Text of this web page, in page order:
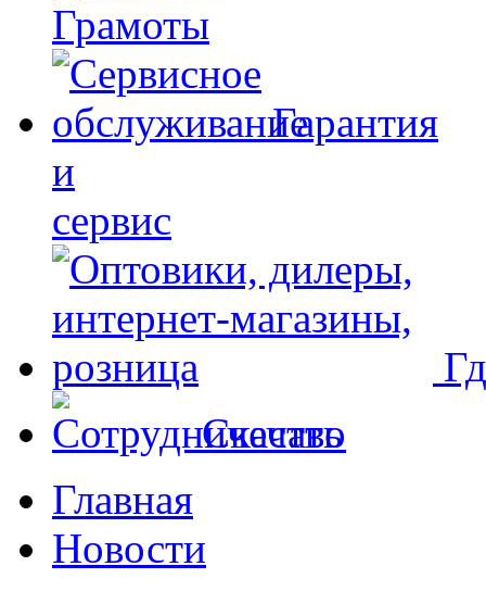
Грамоты
Гарантия
и
сервис
Скачать
Главная
Новости